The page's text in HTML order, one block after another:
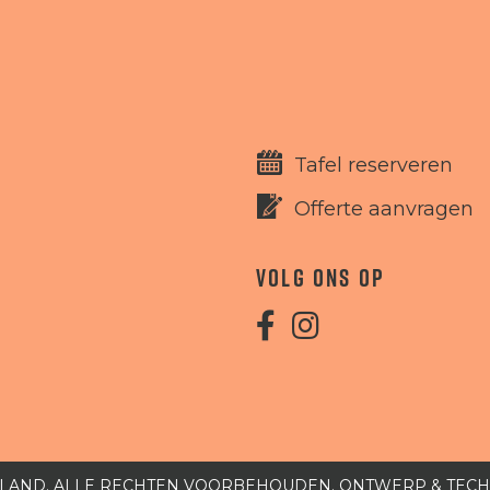
Tafel reserveren
Offerte aanvragen
VOLG ONS OP
. ALLE RECHTEN VOORBEHOUDEN. ONTWERP &